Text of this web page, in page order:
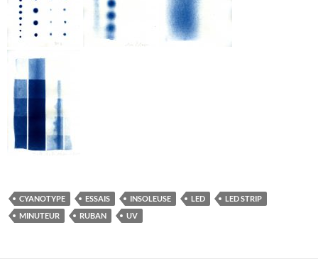
CYANOTYPE ESSAIS INSOLEUSE LED
LED STRIP
MINUTEUR
RUBAN UV